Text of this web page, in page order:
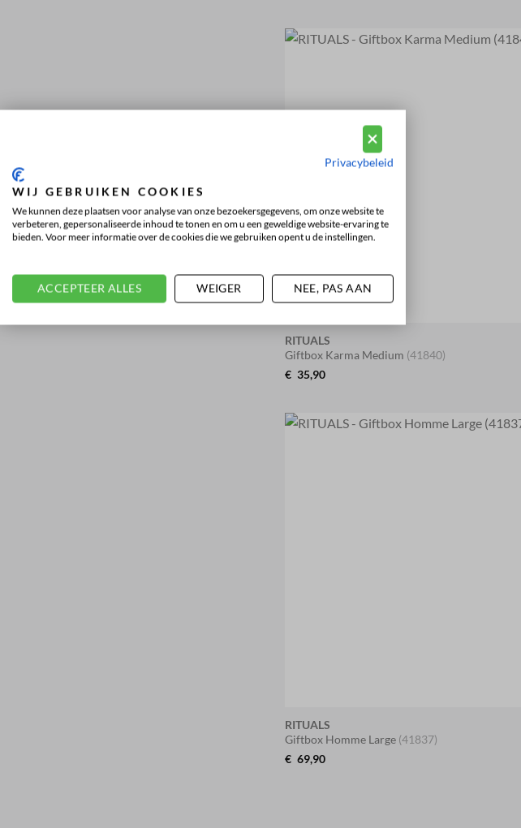
RITUALS
Giftbox Karma Medium (41840)
€ 35,90
RITUALS
Giftbox Homme Large (41837)
€ 69,90
Privacybeleid
WIJ GEBRUIKEN COOKIES
We kunnen deze plaatsen voor analyse van onze bezoekersgegevens, om onze website te
verbeteren, gepersonaliseerde inhoud te tonen en om u een geweldige website-ervaring te
bieden. Voor meer informatie over de cookies die we gebruiken opent u de instellingen.
ACCEPTEER ALLES WEIGER NEE, PAS AAN